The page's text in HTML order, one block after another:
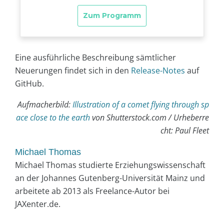
Eine ausführliche Beschreibung sämtlicher
Neuerungen findet sich in den Release-Notes auf
GitHub.
Aufmacherbild:Illustration of a comet flying through sp
ace close to the earthvon Shutterstock.com / Urheberre
cht: Paul Fleet
Michael Thomas
Michael Thomas studierte Erziehungswissenschaft
an der Johannes Gutenberg-Universität Mainz und
arbeitete ab 2013 als Freelance-Autor bei
JAXenter.de.